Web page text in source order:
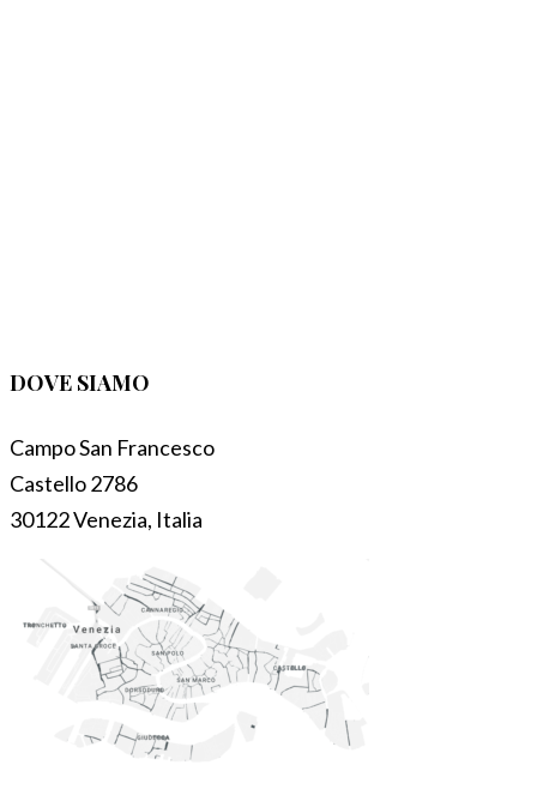
DOVE SIAMO
Campo San Francesco
Castello 2786
30122 Venezia, Italia